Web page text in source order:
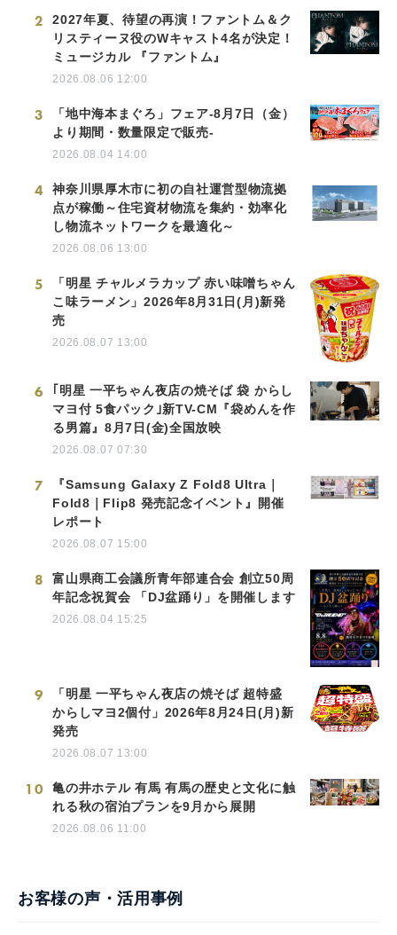
2
2027年夏、待望の再演！ファントム＆ク
リスティーヌ役のWキャスト4名が決定！
ミュージカル 『ファントム』
2026.08.06 12:00
3
「地中海本まぐろ」フェア-8月7日（金）
より期間・数量限定で販売-
2026.08.04 14:00
4
神奈川県厚木市に初の自社運営型物流拠
点が稼働～住宅資材物流を集約・効率化
し物流ネットワークを最適化～
2026.08.06 13:00
5
「明星 チャルメラカップ 赤い味噌ちゃん
こ味ラーメン」2026年8月31日(月)新発
売
2026.08.07 13:00
6
｢明星 一平ちゃん夜店の焼そば 袋 からし
マヨ付 5食パック｣新TV-CM『袋めんを作
る男篇』8月7日(金)全国放映
2026.08.07 07:30
7
『Samsung Galaxy Z Fold8 Ultra｜
Fold8｜Flip8 発売記念イベント』開催
レポート
2026.08.07 15:00
8
富山県商工会議所青年部連合会 創立50周
年記念祝賀会 「DJ盆踊り」を開催します
2026.08.04 15:25
9
「明星 一平ちゃん夜店の焼そば 超特盛
からしマヨ2個付」2026年8月24日(月)新
発売
2026.08.07 13:00
10
亀の井ホテル 有馬 有馬の歴史と文化に触
れる秋の宿泊プランを9月から展開
2026.08.06 11:00
お客様の声・活用事例